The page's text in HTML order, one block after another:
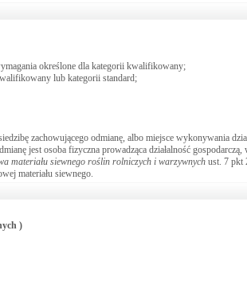
określone dla kategorii kwalifikowany;
lub kategorii standard;
zachowującego odmianę, albo miejsce wykonywania
jest osoba fizyczna prowadząca działalność gospodarczą,
materiału siewnego roślin rolniczych i warzywnych ust. 7 pkt
materiału siewnego.
)